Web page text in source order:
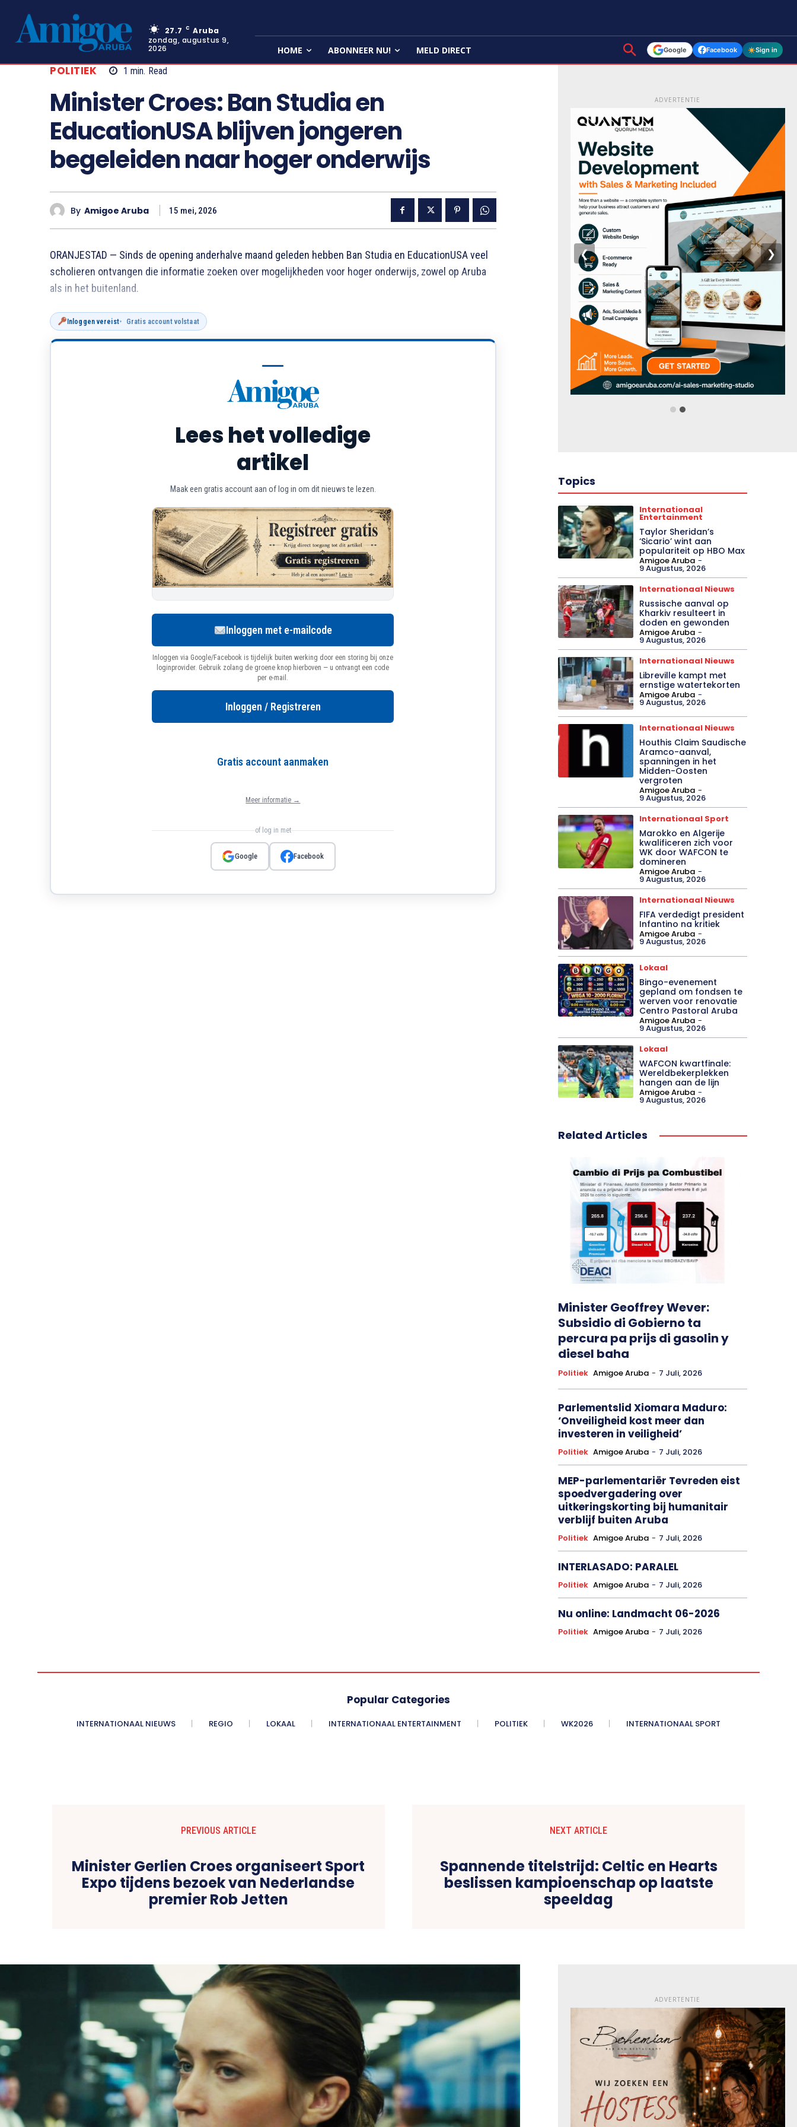
27.7 C Aruba
zondag, augustus 9,
2026
HOME ABONNEER NU! MELD DIRECT Google Facebook Sign in
POLITIEK 1 min. Read
Minister Croes: Ban Studia en
EducationUSA blijven jongeren
begeleiden naar hoger onderwijs
By Amigoe Aruba 15 mei, 2026
ORANJESTAD — Sinds de opening anderhalve maand geleden hebben Ban Studia en EducationUSA veel
scholieren ontvangen die informatie zoeken over mogelijkheden voor hoger onderwijs, zowel op Aruba
als in het buitenland.
Inloggen vereist Gratis account volstaat
Lees het volledige
artikel
Maak een gratis account aan of log in om dit nieuws te lezen.
Inloggen met e-mailcode
Inloggen via Google/Facebook is tijdelijk buiten werking door een storing bij onze
loginprovider. Gebruik zolang de groene knop hierboven — u ontvangt een code
per e-mail.
Inloggen / Registreren
Gratis account aanmaken
Meer informatie →
of log in met
Google Facebook
ADVERTENTIE
❮ ❯
Topics
Internationaal
Entertainment
Taylor Sheridan’s
‘Sicario’ wint aan
populariteit op HBO Max
Amigoe Aruba -
9 Augustus, 2026
Internationaal Nieuws
Russische aanval op
Kharkiv resulteert in
doden en gewonden
Amigoe Aruba -
9 Augustus, 2026
Internationaal Nieuws
Libreville kampt met
ernstige watertekorten
Amigoe Aruba -
9 Augustus, 2026
Internationaal Nieuws
Houthis Claim Saudische
Aramco-aanval,
spanningen in het
Midden-Oosten
vergroten
Amigoe Aruba -
9 Augustus, 2026
Internationaal Sport
Marokko en Algerije
kwalificeren zich voor
WK door WAFCON te
domineren
Amigoe Aruba -
9 Augustus, 2026
Internationaal Nieuws
FIFA verdedigt president
Infantino na kritiek
Amigoe Aruba -
9 Augustus, 2026
Lokaal
Bingo-evenement
gepland om fondsen te
werven voor renovatie
Centro Pastoral Aruba
Amigoe Aruba -
9 Augustus, 2026
Lokaal
WAFCON kwartfinale:
Wereldbekerplekken
hangen aan de lijn
Amigoe Aruba -
9 Augustus, 2026
Related Articles
Minister Geoffrey Wever:
Subsidio di Gobierno ta
percura pa prijs di gasolin y
diesel baha
Politiek Amigoe Aruba - 7 Juli, 2026
Parlementslid Xiomara Maduro:
‘Onveiligheid kost meer dan
investeren in veiligheid’
Politiek Amigoe Aruba - 7 Juli, 2026
MEP-parlementariër Tevreden eist
spoedvergadering over
uitkeringskorting bij humanitair
verblijf buiten Aruba
Politiek Amigoe Aruba - 7 Juli, 2026
INTERLASADO: PARALEL
Politiek Amigoe Aruba - 7 Juli, 2026
Nu online: Landmacht 06-2026
Politiek Amigoe Aruba - 7 Juli, 2026
Popular Categories
INTERNATIONAAL NIEUWS REGIO LOKAAL INTERNATIONAAL ENTERTAINMENT POLITIEK WK2026 INTERNATIONAAL SPORT
PREVIOUS ARTICLE
Minister Gerlien Croes organiseert Sport
Expo tijdens bezoek van Nederlandse
premier Rob Jetten
NEXT ARTICLE
Spannende titelstrijd: Celtic en Hearts
beslissen kampioenschap op laatste
speeldag